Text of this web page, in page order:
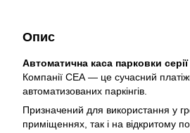
Опис
Автоматична каса парковки серії
Компанії СЕА — це сучасний
автоматизованих паркінгів.
Призначений для використання у
приміщеннях, так і на відкритому